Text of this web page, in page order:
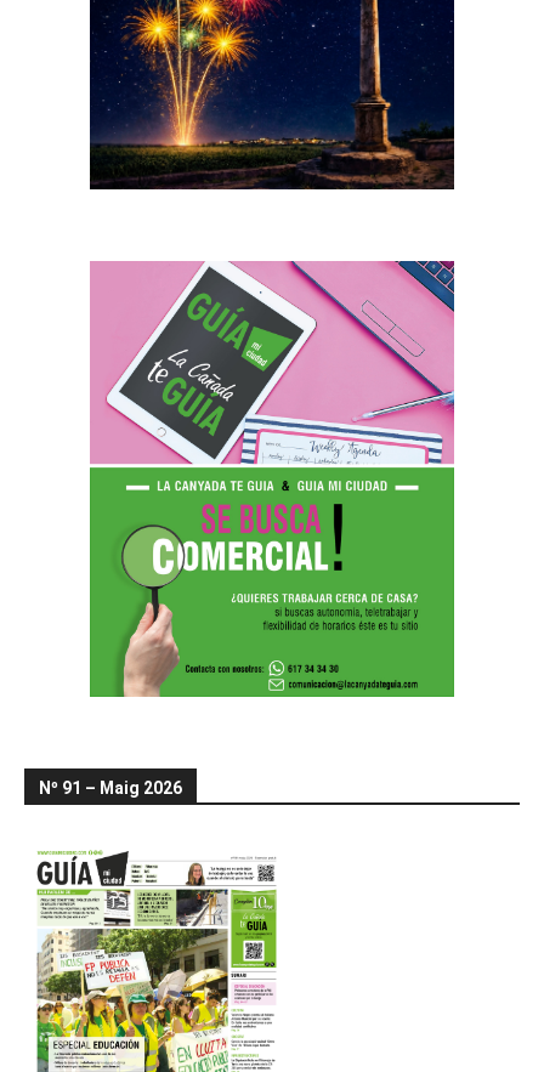
Nº 91 – Maig 2026